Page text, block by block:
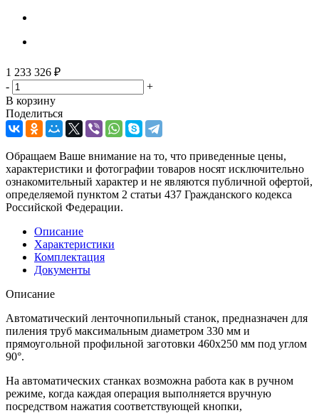
1 233 326 ₽
-
+
В корзину
Поделиться
Обращаем Ваше внимание на то, что приведенные цены,
характеристики и фотографии товаров носят исключительно
ознакомительный характер и не являются публичной офертой,
определяемой пунктом 2 статьи 437 Гражданского кодекса
Российской Федерации.
Описание
Характеристики
Комплектация
Документы
Описание
Автоматический ленточнопильный станок, предназначен для
пиления труб максимальным диаметром 330 мм и
прямоугольной профильной заготовки 460x250 мм под углом
90°.
На автоматических станках возможна работа как в ручном
режиме, когда каждая операция выполняется вручную
посредством нажатия соответствующей кнопки,